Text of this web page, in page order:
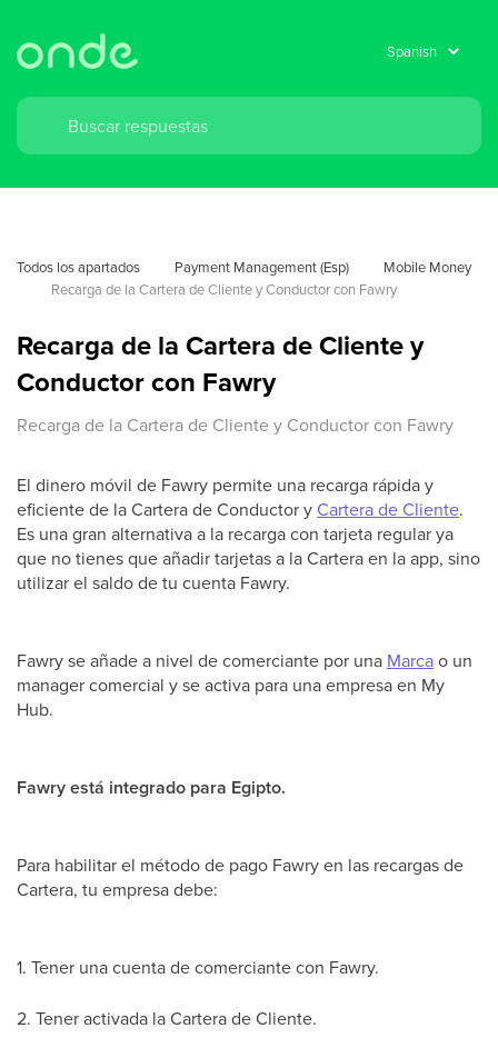
Todos los apartados Payment Management (Esp)
Mobile Money
Recarga de la Cartera de Cliente y Conductor con Fawry
Recarga de la Cartera de Cliente y
Conductor con Fawry
Recarga de la Cartera de Cliente y Conductor con Fawry
El dinero móvil de Fawry permite una recarga rápida y
eficiente de la Cartera de Conductor y Cartera de Cliente.
Es una gran alternativa a la recarga con tarjeta regular ya
que no tienes que añadir tarjetas a la Cartera en la app, sino
utilizar el saldo de tu cuenta Fawry.
Fawry se añade a nivel de comerciante por una Marcao un
manager comercial y se activa para una empresa en My
Hub.
Fawry está integrado para Egipto.
Para habilitar el método de pago Fawry en las recargas de
Cartera, tu empresa debe:
1. Tener una cuenta de comerciante con Fawry.
2. Tener activada la Cartera de Cliente.